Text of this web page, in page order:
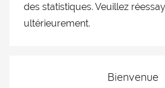
des statistiques. Veuillez
ultérieurement.
Bienvenue